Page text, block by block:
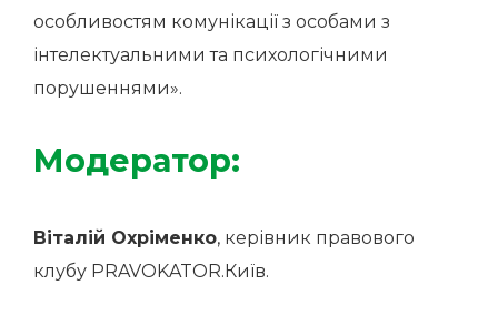
особливостям комунікації з особами з
інтелектуальними та психологічними
порушеннями».
Модератор:
Віталій Охріменко, керівник правового
клубу PRAVOKATOR.Київ.